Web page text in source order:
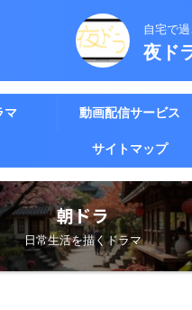
自宅で過
夜ド
マ 動画配信サービス
サイトマップ
朝ドラ
日常生活を描くドラマ